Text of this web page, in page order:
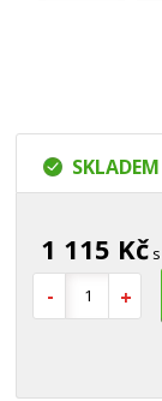
SKLADEM
1 115 Kč